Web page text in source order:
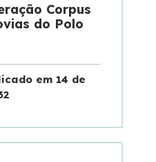
Corpus
do Polo
em 14 de